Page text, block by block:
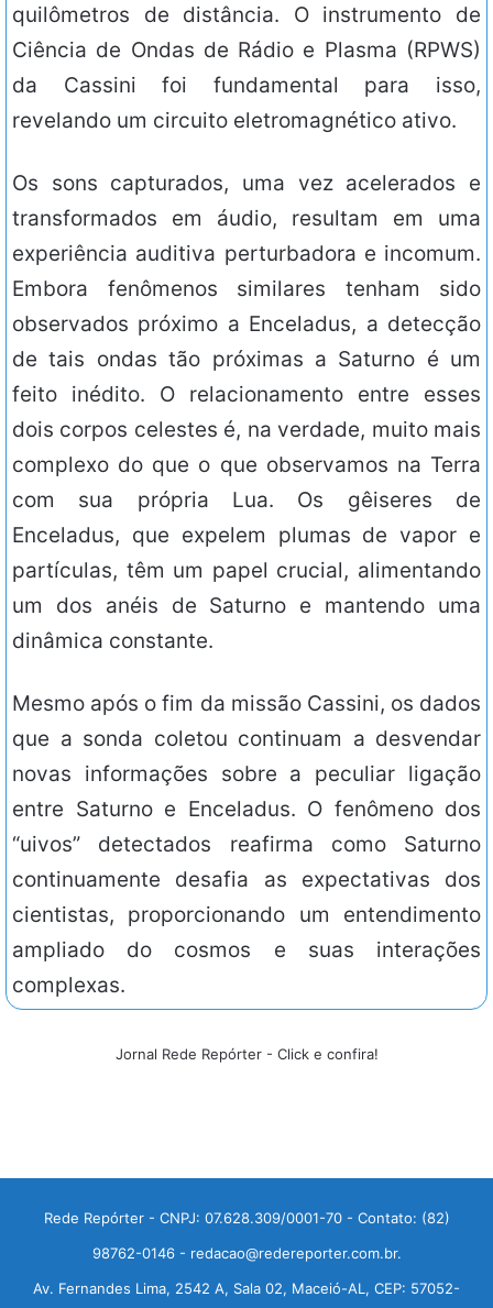
quilômetros de distância. O instrumento de
Ciência de Ondas de Rádio e Plasma (RPWS)
da Cassini foi fundamental para isso,
revelando um circuito eletromagnético ativo.
Os sons capturados, uma vez acelerados e
transformados em áudio, resultam em uma
experiência auditiva perturbadora e incomum.
Embora fenômenos similares tenham sido
observados próximo a Enceladus, a detecção
de tais ondas tão próximas a Saturno é um
feito inédito. O relacionamento entre esses
dois corpos celestes é, na verdade, muito mais
complexo do que o que observamos na Terra
com sua própria Lua. Os gêiseres de
Enceladus, que expelem plumas de vapor e
partículas, têm um papel crucial, alimentando
um dos anéis de Saturno e mantendo uma
dinâmica constante.
Mesmo após o fim da missão Cassini, os dados
que a sonda coletou continuam a desvendar
novas informações sobre a peculiar ligação
entre Saturno e Enceladus. O fenômeno dos
“uivos” detectados reafirma como Saturno
continuamente desafia as expectativas dos
cientistas, proporcionando um entendimento
ampliado do cosmos e suas interações
complexas.
Jornal Rede Repórter - Click e confira!
Rede Repórter - CNPJ: 07.628.309/0001-70 - Contato: (82)
98762-0146 - redacao@redereporter.com.br.
Av. Fernandes Lima, 2542 A, Sala 02, Maceió-AL, CEP: 57052-